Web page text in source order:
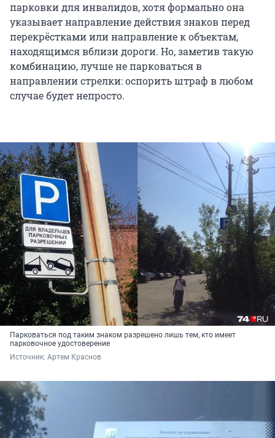
парковки для инвалидов, хотя формально она
указывает направление действия знаков перед
перекрёстками или направление к объектам,
находящимся вблизи дороги. Но, заметив такую
комбинацию, лучше не парковаться в
направлении стрелки: оспорить штраф в любом
случае будет непросто.
Парковаться под таким знаком разрешено лишь тем, кто имеет
парковочное удостоверение
Источник: Артем Краснов